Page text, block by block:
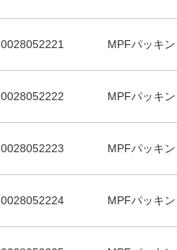
0028052221 MPFパッキ
0028052222 MPFパッキ
0028052223 MPFパッキ
0028052224 MPFパッキ